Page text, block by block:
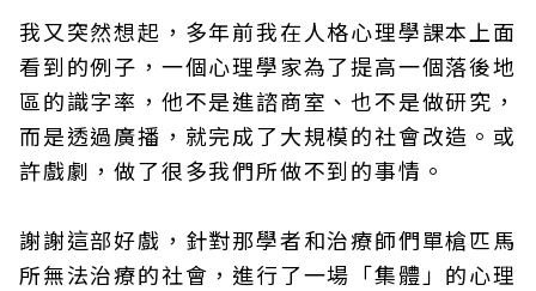
我又突然想起，多年前我在人格心理學課本上面
看到的例子，一個心理學家為了提高一個落後地
區的識字率，他不是進諮商室、也不是做研究，
而是透過廣播，就完成了大規模的社會改造。或
許戲劇，做了很多我們所做不到的事情。
謝謝這部好戲，針對那學者和治療師們單槍匹馬
所無法治療的社會，進行了一場「集體」的心理